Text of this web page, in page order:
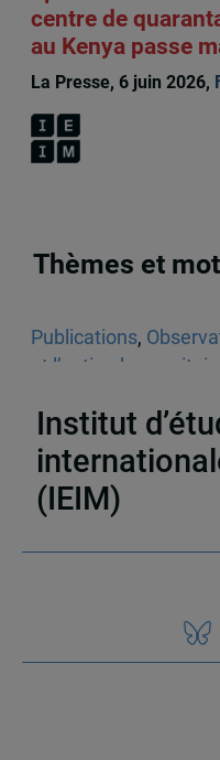
centre de
au Kenya passe
La Presse, 6 juin 2026,
Thèmes et
Publications,
et l’action
Institut
(IEIM)